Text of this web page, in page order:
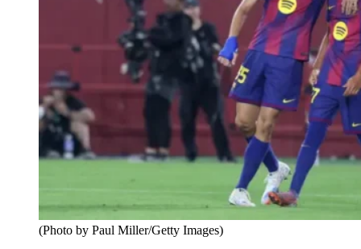
(Photo by Paul Miller/Getty Images)